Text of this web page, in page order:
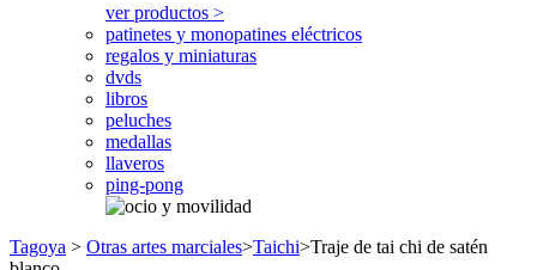
ver productos >
patinetes y monopatines eléctricos
regalos y miniaturas
dvds
libros
peluches
medallas
llaveros
ping-pong
Tagoya > Otras artes marciales>Taichi>Traje de tai chi de satén